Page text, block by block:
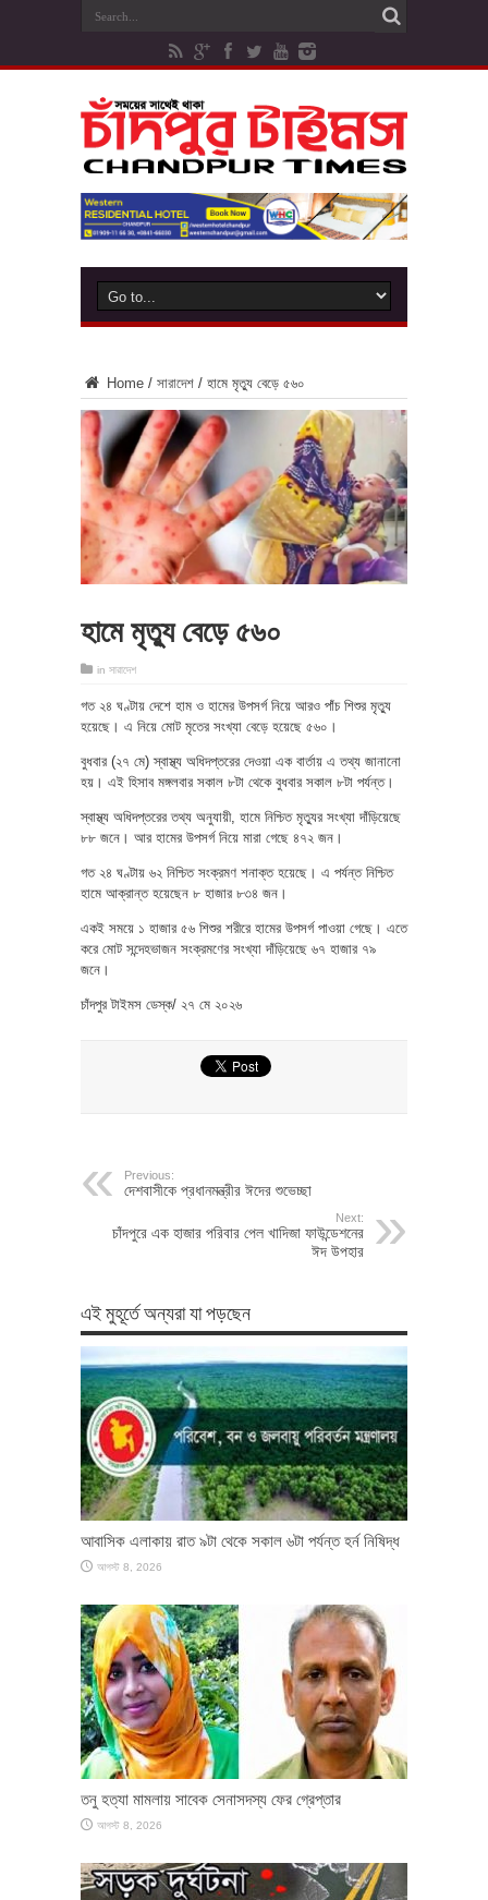
Home / সারাদেশ / হামে মৃত্যু বেড়ে ৫৬০
হামে মৃত্যু বেড়ে ৫৬০
in সারাদেশ
গত ২৪ ঘণ্টায় দেশে হাম ও হামের উপসর্গ নিয়ে আরও পাঁচ শিশুর মৃত্যু
হয়েছে। এ নিয়ে মোট মৃতের সংখ্যা বেড়ে হয়েছে ৫৬০।
বুধবার (২৭ মে) স্বাস্থ্য অধিদপ্তরের দেওয়া এক বার্তায় এ তথ্য জানানো
হয়। এই হিসাব মঙ্গলবার সকাল ৮টা থেকে বুধবার সকাল ৮টা পর্যন্ত।
স্বাস্থ্য অধিদপ্তরের তথ্য অনুযায়ী, হামে নিশ্চিত মৃত্যুর সংখ্যা দাঁড়িয়েছে
৮৮ জনে। আর হামের উপসর্গ নিয়ে মারা গেছে ৪৭২ জন।
গত ২৪ ঘণ্টায় ৬২ নিশ্চিত সংক্রমণ শনাক্ত হয়েছে। এ পর্যন্ত নিশ্চিত
হামে আক্রান্ত হয়েছেন ৮ হাজার ৮৩৪ জন।
একই সময়ে ১ হাজার ৫৬ শিশুর শরীরে হামের উপসর্গ পাওয়া গেছে। এতে
করে মোট সন্দেহভাজন সংক্রমণের সংখ্যা দাঁড়িয়েছে ৬৭ হাজার ৭৯
জনে।
চাঁদপুর টাইমস ডেস্ক/ ২৭ মে ২০২৬
Previous:
দেশবাসীকে প্রধানমন্ত্রীর ঈদের শুভেচ্ছা
Next:
চাঁদপুরে এক হাজার পরিবার পেল খাদিজা ফাউন্ডেশনের
ঈদ উপহার
এই মুহূর্তে অন্যরা যা পড়ছেন
আবাসিক এলাকায় রাত ৯টা থেকে সকাল ৬টা পর্যন্ত হর্ন নিষিদ্ধ
আগস্ট 8, 2026
তনু হত্যা মামলায় সাবেক সেনাসদস্য ফের গ্রেপ্তার
আগস্ট 8, 2026